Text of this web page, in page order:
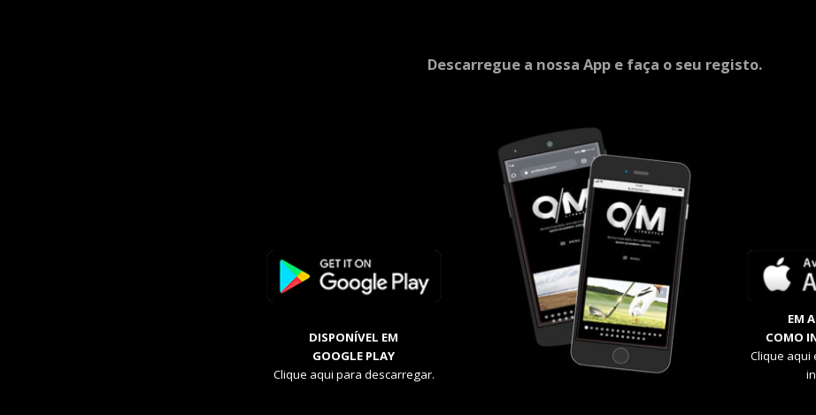
Descarregue a nossa App e faça o seu registo.
DISPONÍVEL EM
GOOGLE PLAY
Clique aqui para descarregar.
EM
COMO
Clique aqui